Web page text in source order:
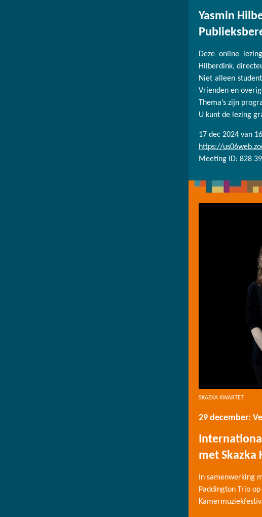
Yasmin
Deze online
Hilberdink,
Niet alleen
Vrienden en
Thema’s zijn
U kunt de lezing
17 dec 2024 van
https://
Meeting ID: 828
SKAZKA KWARTET
29 december:
met Skazka
In samenwerking
Paddington Trio